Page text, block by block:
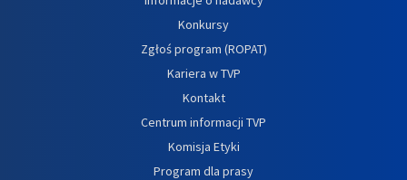
Konkursy
Zgłoś program (ROPAT)
Kariera w TVP
Kontakt
Centrum informacji TVP
Komisja Etyki
Program dla prasy